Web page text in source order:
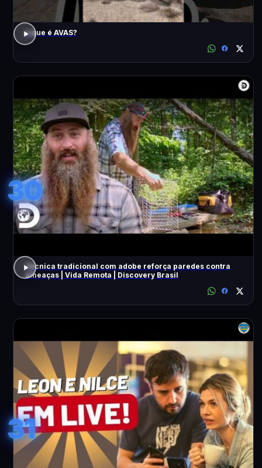
o que é AVAS?
30
Técnica tradicional com adobe reforça paredes contra
ameaças | Vida Remota | Discovery Brasil
31